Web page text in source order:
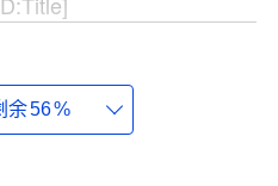
和 G27H1 显示器已
余56%